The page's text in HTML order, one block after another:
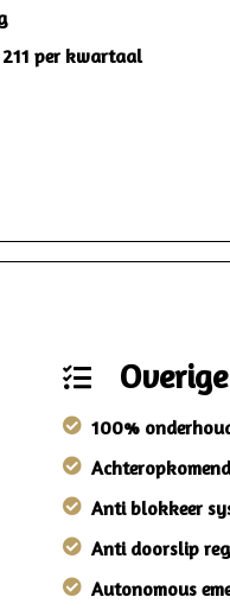
per kwartaal
Overige
100%
Anti blokkeer
Anti doorslip
Autonomous